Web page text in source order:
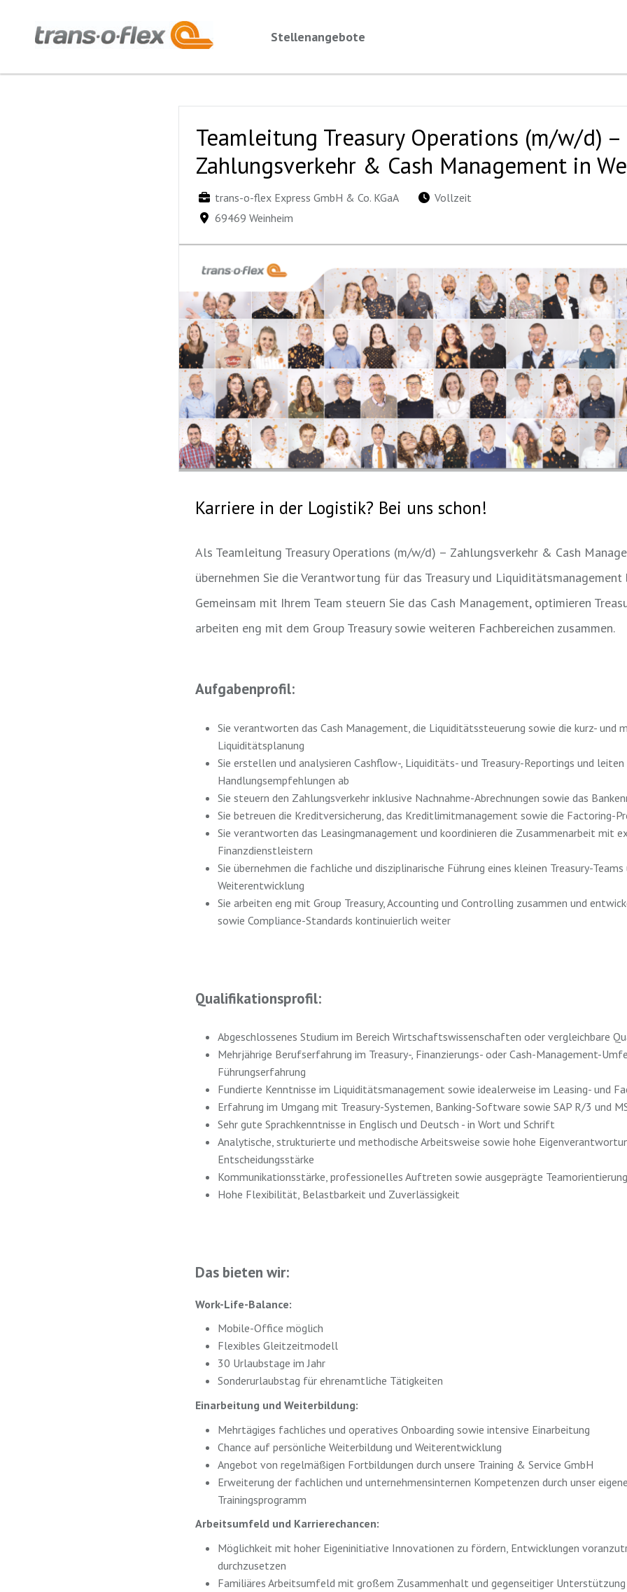
Stellenangebote
Teamleitung Treasury Operations (m/w/d) –
Zahlungsverkehr & Cash Management in
trans-o-flex Express GmbH & Co. KGaA
69469 Weinheim
Vollzeit
Karriere in der Logistik? Bei uns schon!
Als Teamleitung Treasury Operations (m/w/d) – Zahlungsverkehr & Cash
übernehmen Sie die Verantwortung für das Treasury und
Gemeinsam mit Ihrem Team steuern Sie das Cash Management, optimieren
arbeiten eng mit dem Group Treasury sowie weiteren Fachbereichen zusammen.
Aufgabenprofil:
Sie verantworten das Cash Management, die Liquiditätssteuerung sowie die kurz- und
Liquiditätsplanung
Sie erstellen und analysieren Cashflow-, Liquiditäts- und Treasury-Reportings und
Handlungsempfehlungen ab
Sie steuern den Zahlungsverkehr inklusive Nachnahme-Abrechnungen sowie das
Sie betreuen die Kreditversicherung, das Kreditlimitmanagement sowie die Factoring-
Sie verantworten das Leasingmanagement und koordinieren die Zusammenarbeit mit
Finanzdienstleistern
Sie übernehmen die fachliche und disziplinarische Führung eines kleinen Treasury-
Weiterentwicklung
Sie arbeiten eng mit Group Treasury, Accounting und Controlling zusammen und
sowie Compliance-Standards kontinuierlich weiter
Qualifikationsprofil:
Abgeschlossenes Studium im Bereich Wirtschaftswissenschaften oder vergleichbare
Mehrjährige Berufserfahrung im Treasury-, Finanzierungs- oder Cash-Management-
Führungserfahrung
Fundierte Kenntnisse im Liquiditätsmanagement sowie idealerweise im Leasing- und
Erfahrung im Umgang mit Treasury-Systemen, Banking-Software sowie SAP R/3 und
Sehr gute Sprachkenntnisse in Englisch und Deutsch - in Wort und Schrift
Analytische, strukturierte und methodische Arbeitsweise sowie hohe
Entscheidungsstärke
Kommunikationsstärke, professionelles Auftreten sowie ausgeprägte Teamorientierung
Hohe Flexibilität, Belastbarkeit und Zuverlässigkeit
Das bieten wir:
Work-Life-Balance:
Mobile-Office möglich
Flexibles Gleitzeitmodell
30 Urlaubstage im Jahr
Sonderurlaubstag für ehrenamtliche Tätigkeiten
Einarbeitung und Weiterbildung:
Mehrtägiges fachliches und operatives Onboarding sowie intensive Einarbeitung
Chance auf persönliche Weiterbildung und Weiterentwicklung
Angebot von regelmäßigen Fortbildungen durch unsere Training & Service GmbH
Erweiterung der fachlichen und unternehmensinternen Kompetenzen durch unser
Trainingsprogramm
Arbeitsumfeld und Karrierechancen:
Möglichkeit mit hoher Eigeninitiative Innovationen zu fördern, Entwicklungen
durchzusetzen
Familiäres Arbeitsumfeld mit großem Zusammenhalt und gegenseitiger Unterstützung